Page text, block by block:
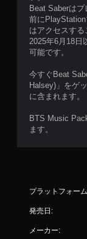
Beat Saberは
前に
はアクセスす
2025年6月18日
可能です。
今すぐBeat
Halsey)」をゲ
に含まれます。
BTS Music
ます。
プラットフォー
発売日:
メーカー: